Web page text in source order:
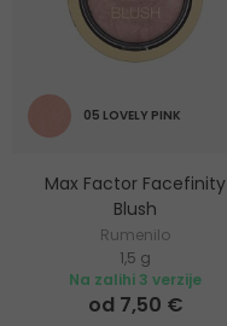
05 LOVELY PINK
Max Factor Facefinity
Blush
Rumenilo
1,5 g
Na zalihi 3 verzije
od 7,50 €